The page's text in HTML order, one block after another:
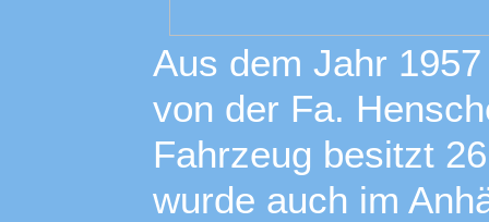
Aus dem Jahr
von der Fa.
Fahrzeug besitzt
wurde auch im